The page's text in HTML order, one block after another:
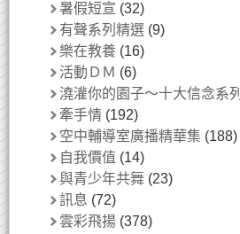
暑假短宣 (32)
有聲系列精選 (9)
樂在教養 (16)
活動ＤＭ (6)
澆灌你的園子～十大信念系列
牽手情 (192)
空中輔導室廣播精華集 (188)
自我價值 (14)
與青少年共舞 (23)
訊息 (72)
雲彩飛揚 (378)